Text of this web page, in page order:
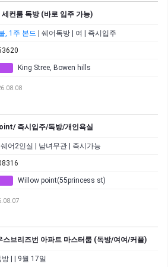
컨룸 독방 (바로 입주 가능)
, 1주 본드 | 쉐어독방 | 여 | 즉시입주
King Stree, Bowen hills
즉시입주/독방/개인욕실
| 쉐어2인실 | 남녀무관 | 즉시가능
Willow point(55princess st)
브리즈번 아파트 마스터룸 (독방/여여/커플)
방 | | 9월 17일